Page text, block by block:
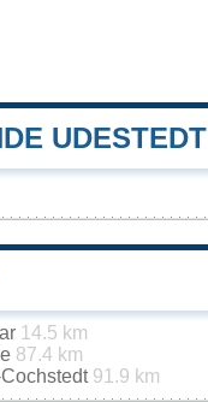
UDESTEDT
14.5 km
87.4 km
91.9 km